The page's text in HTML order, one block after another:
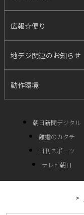
広報☆便り
地デジ関連のお知らせ
動作環境
朝日新聞デジタル
離婚のカタチ
日刊スポーツ
テレビ朝日